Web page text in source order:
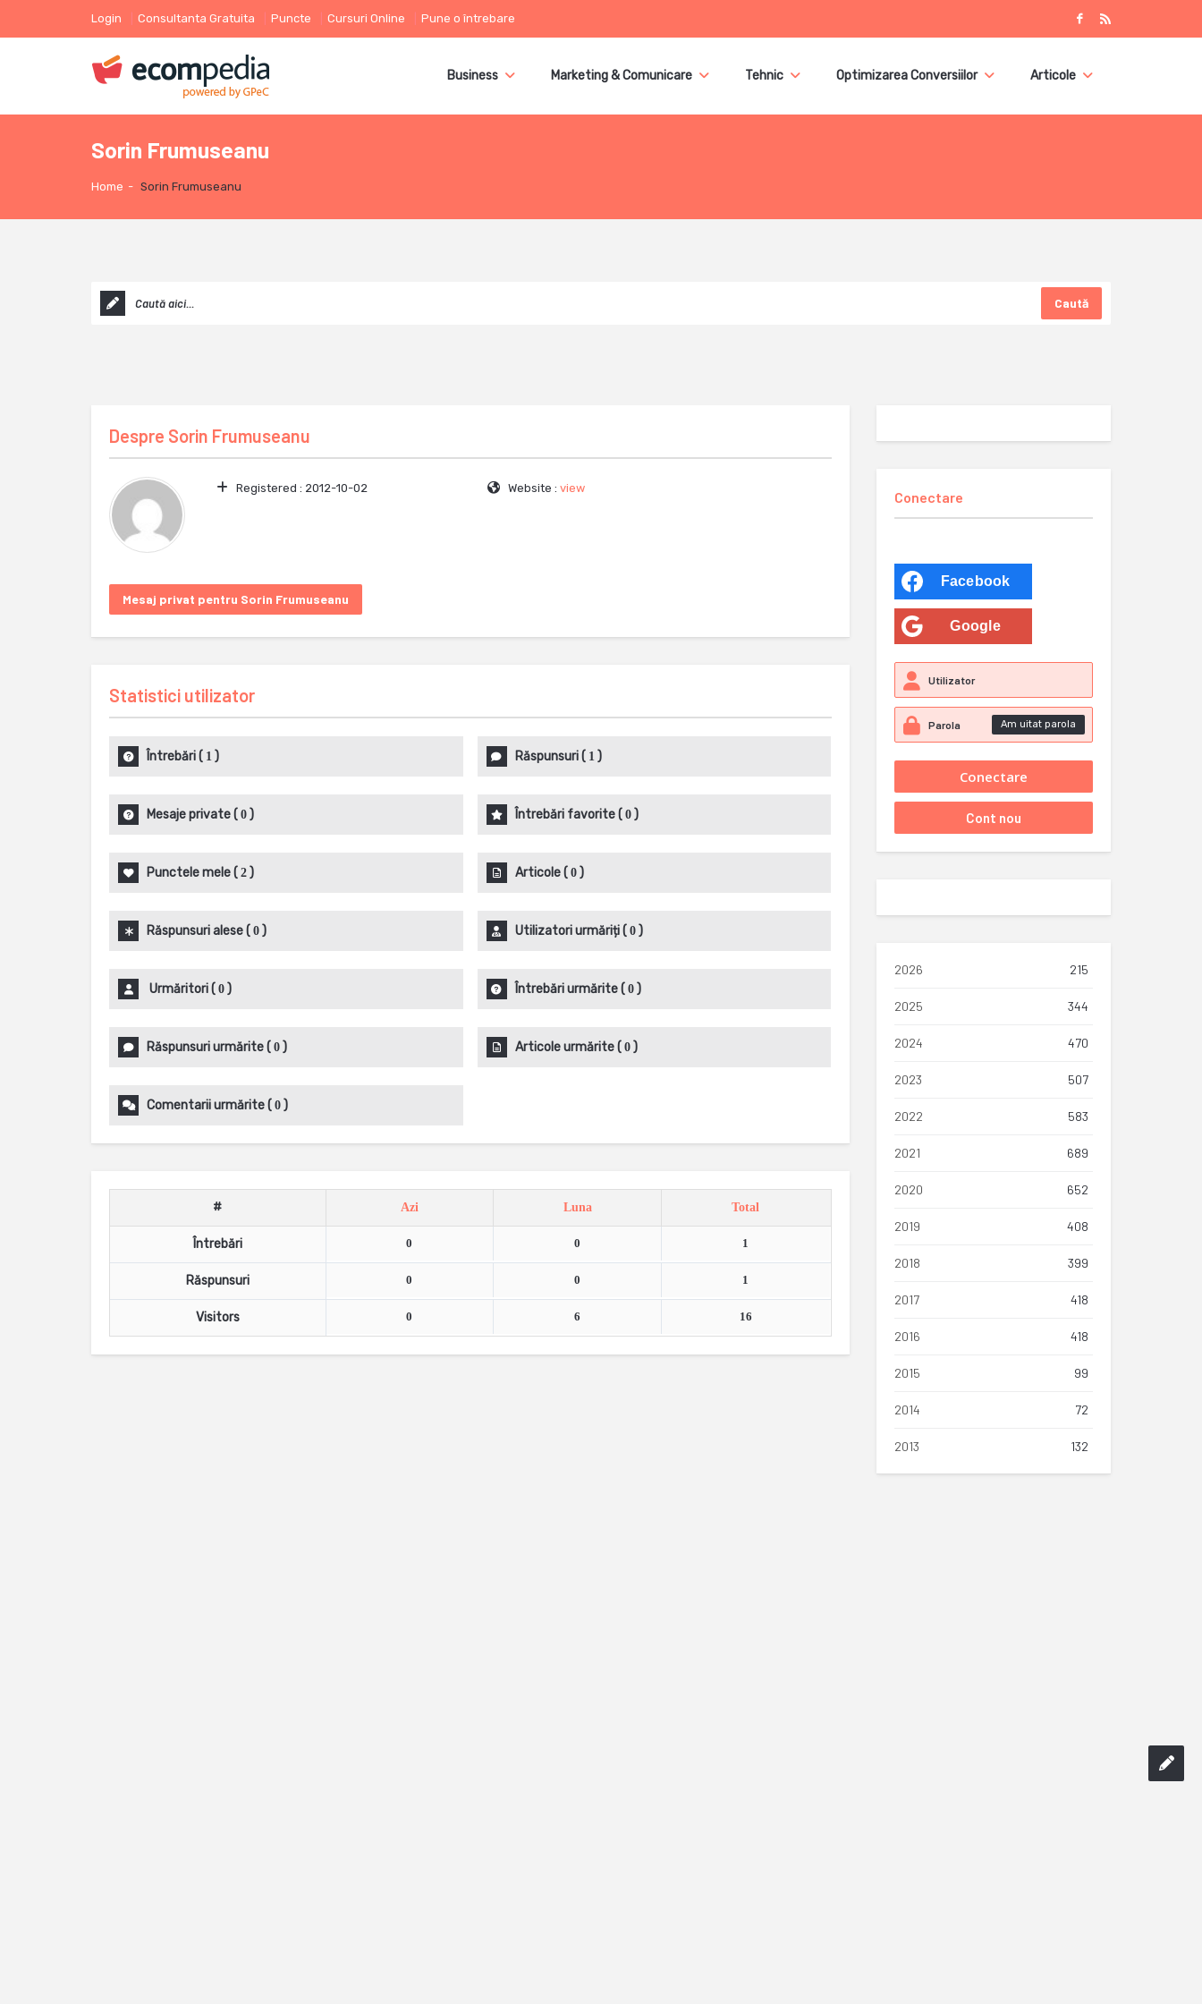
Login Consultanta Gratuita Puncte Cursuri Online Pune o întrebare
Business Marketing & Comunicare Tehnic Optimizarea Conversiilor Articole
Sorin Frumuseanu
Home - Sorin Frumuseanu
Caută
Despre Sorin Frumuseanu
Registered : 2012-10-02 Website : view
Mesaj privat pentru Sorin Frumuseanu
Statistici utilizator
Întrebări( 1 ) Răspunsuri( 1)
Mesaje private( 0 ) Întrebări favorite( 0)
Punctele mele( 2 ) Articole( 0)
Răspunsuri alese( 0 ) Utilizatori urmăriți( 0)
Urmăritori( 0 ) Întrebări urmărite( 0)
Răspunsuri urmărite( 0 ) Articole urmărite( 0)
Comentarii urmărite( 0 )
# Azi Luna Total
Întrebări 0 0 1
Răspunsuri 0 0 1
Visitors 0 6 16
Conectare
Facebook
Google
Am uitat parola
2026 215
2025 344
2024 470
2023 507
2022 583
2021 689
2020 652
2019 408
2018 399
2017 418
2016 418
2015 99
2014 72
2013 132